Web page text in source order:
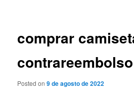
comprar
contrareembolso
Posted on9 de agosto de 2022